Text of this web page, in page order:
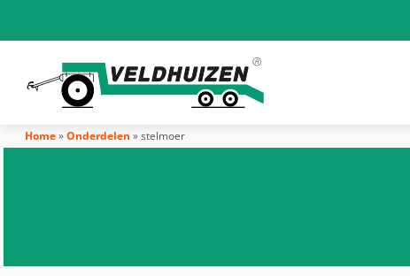
Home»Onderdelen »stelmoer